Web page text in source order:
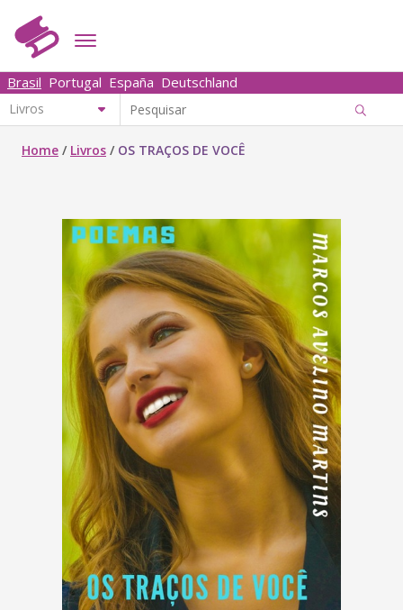
Brasil Portugal España Deutschland
Home / Livros / OS TRAÇOS DE VOCÊ